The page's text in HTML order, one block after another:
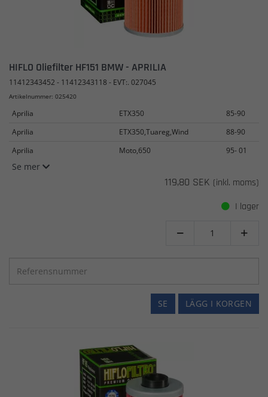
HIFLO Oliefilter HF151 BMW - APRILIA
11412343452 - 11412343118 - EVT:. 027045
Artikelnummer: 025420
Aprilia ETX350
85-90
Aprilia
ETX350,Tuareg,Wind
88-90
Aprilia
Moto,650 95- 01
Se mer
119,80 SEK (inkl. moms)
I lager
 
LÄGG I KORGEN
SE